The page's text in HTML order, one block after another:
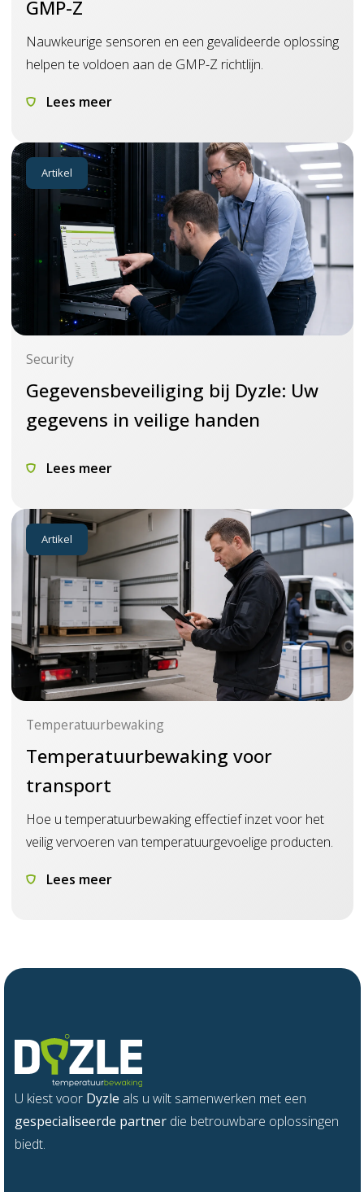
GMP-Z
Nauwkeurige sensoren en een gevalideerde oplossing
helpen te voldoen aan de GMP-Z richtlijn.
Lees meer
Artikel
Security
Gegevensbeveiliging bij Dyzle: Uw
gegevens in veilige handen
Lees meer
Artikel
Temperatuurbewaking
Temperatuurbewaking voor
transport
Hoe u temperatuurbewaking effectief inzet voor het
veilig vervoeren van temperatuurgevoelige producten.
Lees meer
U kiest voor Dyzle als u wilt samenwerken met een
gespecialiseerde partner die betrouwbare oplossingen
biedt.